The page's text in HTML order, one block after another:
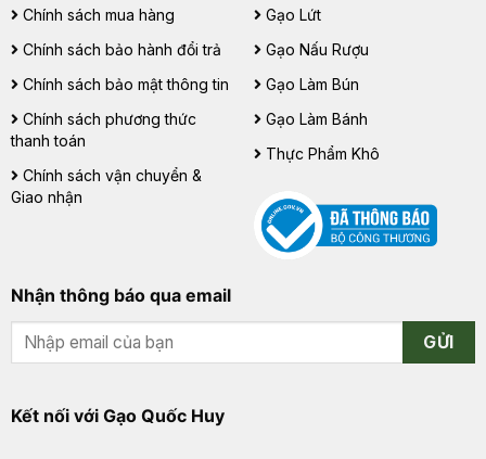
Chính sách mua hàng
Chính sách bảo hành đổi trả
Chính sách bảo mật thông tin
Chính sách phương thức
thanh toán
Chính sách vận chuyển &
Giao nhận
Gạo Lứt
Gạo Nấu Rượu
Gạo Làm Bún
Gạo Làm Bánh
Thực Phẩm Khô
Nhận thông báo qua email
GỬI
Kết nối với Gạo Quốc Huy